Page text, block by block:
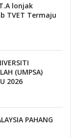
lonjak
TVET Termaju
(UMPSA)
2026
PAHANG